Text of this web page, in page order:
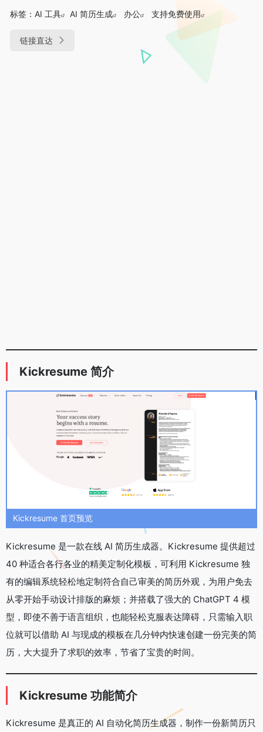
标签： AI 工具 AI 简历生成 办公 支持免费使用
链接直达
Kickresume 简介
Kickresume 首页预览
Kickresume 是一款在线 AI 简历生成器。Kickresume 提供超过
40 种适合各行各业的精美定制化模板，可利用 Kickresume 独
有的编辑系统轻松地定制符合自己审美的简历外观，为用户免去
从零开始手动设计排版的麻烦；并搭载了强大的 ChatGPT 4 模
型，即使不善于语言组织，也能轻松克服表达障碍，只需输入职
位就可以借助 AI 与现成的模板在几分钟内快速创建一份完美的简
历，大大提升了求职的效率，节省了宝贵的时间。
Kickresume 功能简介
Kickresume 是真正的 AI 自动化简历生成器，制作一份新简历只